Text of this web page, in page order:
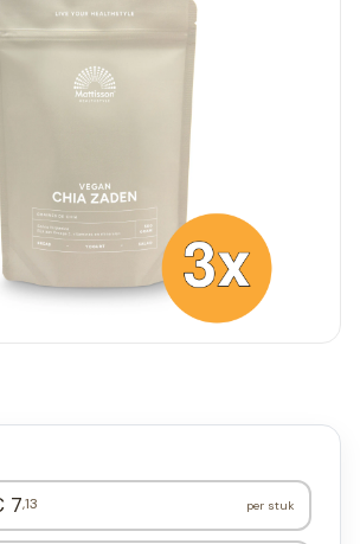
7,13 per stuk